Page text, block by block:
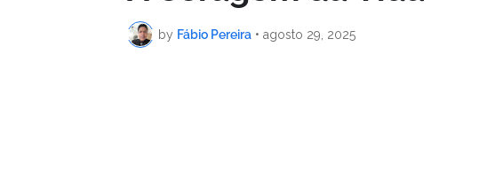
by Fábio Pereira • agosto 29, 2025